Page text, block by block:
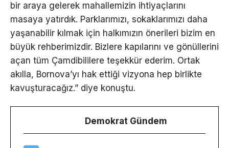
bir araya gelerek mahallemizin ihtiyaçlarını
masaya yatırdık. Parklarımızı, sokaklarımızı daha
yaşanabilir kılmak için halkımızın önerileri bizim en
büyük rehberimizdir. Bizlere kapılarını ve gönüllerini
açan tüm Çamdibililere teşekkür ederim. Ortak
akılla, Bornova’yı hak ettiği vizyona hep birlikte
kavuşturacağız.” diye konuştu.
Demokrat Gündem